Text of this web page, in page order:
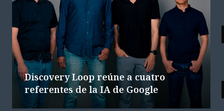
NOTICIAS DESTACADAS
La IA empresarial exige rediseñar las
operaciones
5 AGOSTO 2026 12 MINS. LECTURA
Discovery Loop reúne a cuatro
referentes de la IA de Google